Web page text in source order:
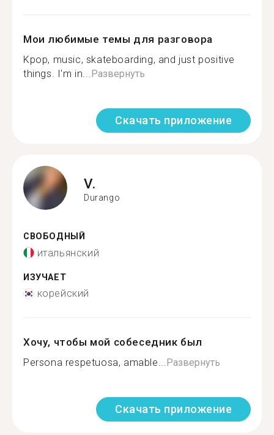
Мои любимые темы для разговора
Kpop, music, skateboarding, and just positive
things. I'm in...Развернуть
Скачать приложение
V.
Durango
СВОБОДНЫЙ
итальянский
ИЗУЧАЕТ
корейский
Хочу, чтобы мой собеседник был
Persona respetuosa, amable...Развернуть
Скачать приложение